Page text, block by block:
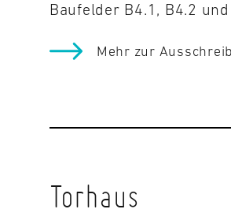
Baufelder B4.1, B4.2
Mehr zur
Torhaus